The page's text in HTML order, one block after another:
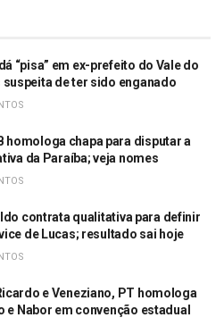
“pisa” em ex-prefeito do Vale do
suspeita de ter sido enganado
homologa chapa para disputar a
da Paraíba; veja nomes
contrata qualitativa para definir
de Lucas; resultado sai hoje
e Veneziano, PT homologa
e Nabor em convenção estadual